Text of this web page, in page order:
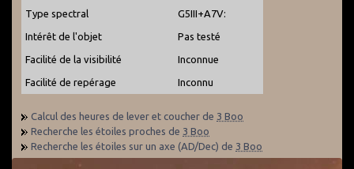
Type spectral G5III+A7V:
Intérêt de l'objet Pas testé
Facilité de la visibilité Inconnue
Facilité de repérage Inconnu
Calcul des heures de lever et coucher de 3 Boo
Recherche les étoiles proches de 3 Boo
Recherche les étoiles sur un axe (AD/Dec) de 3 Boo